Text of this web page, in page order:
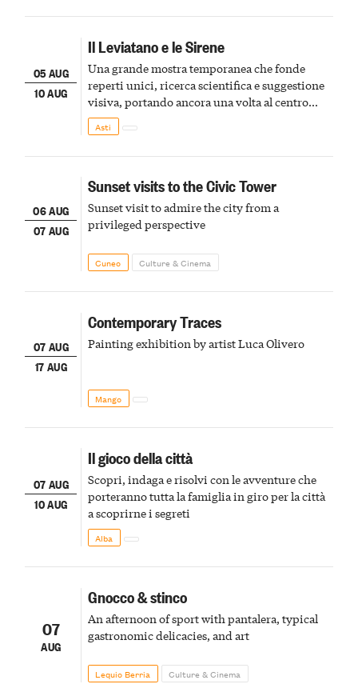
05 AUG
10 AUG
Il Leviatano e le Sirene
Una grande mostra temporanea che fonde
reperti unici, ricerca scientifica e suggestione
visiva, portando ancora una volta al centro
della scena le meraviglie del passato astigiano
Asti
06 AUG
07 AUG
Sunset visits to the Civic Tower
Sunset visit to admire the city from a
privileged perspective
Cuneo Culture & Cinema
07 AUG
17 AUG
Contemporary Traces
Painting exhibition by artist Luca Olivero
Mango
07 AUG
10 AUG
Il gioco della città
Scopri, indaga e risolvi con le avventure che
porteranno tutta la famiglia in giro per la città
a scoprirne i segreti
Alba
07
AUG
Gnocco & stinco
An afternoon of sport with pantalera, typical
gastronomic delicacies, and art
Lequio Berria Culture & Cinema